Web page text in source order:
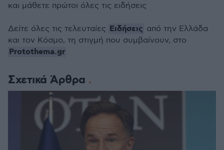
Σχετικά Άρθρα
και μάθετε πρώτοι όλες τις ειδήσεις
Δείτε όλες τις τελευταίες Ειδήσεις από την Ελλάδα
και τον Κόσμο, τη στιγμή που συμβαίνουν, στο
Protothema.gr